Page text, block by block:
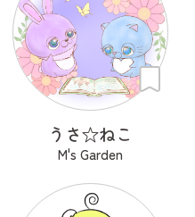
うさ‪☆ねこ
M's Garden